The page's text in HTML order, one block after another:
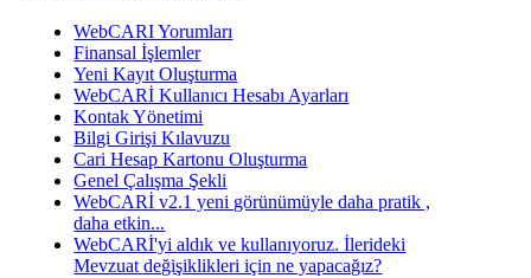
WebCARI Yorumları
Finansal İşlemler
Yeni Kayıt Oluşturma
WebCARİ Kullanıcı Hesabı Ayarları
Kontak Yönetimi
Bilgi Girişi Kılavuzu
Cari Hesap Kartonu Oluşturma
Genel Çalışma Şekli
WebCARİ v2.1 yeni görünümüyle daha pratik ,
daha etkin...
WebCARİ'yi aldık ve kullanıyoruz. İlerideki
Mevzuat değişiklikleri için ne yapacağız?